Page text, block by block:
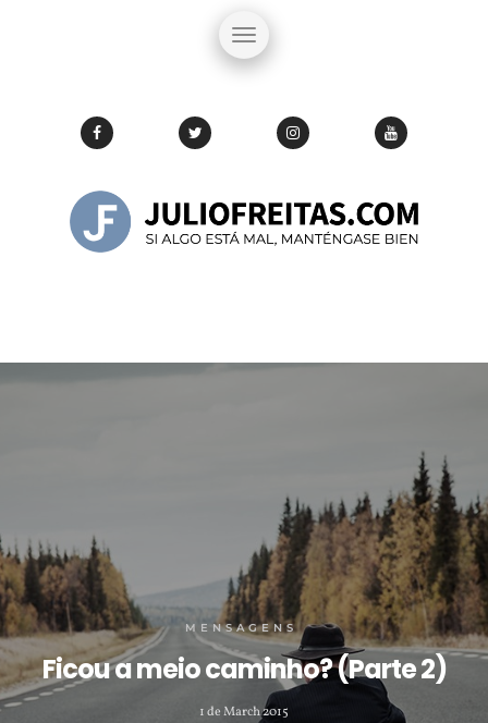
MENSAGENS
Ficou a meio caminho? (Parte 2)
1 de March 2015